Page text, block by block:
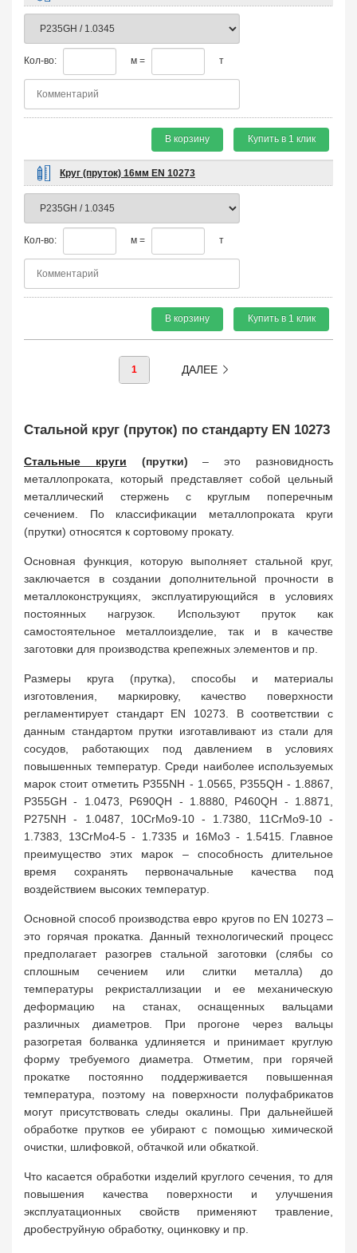
Кол-во: м = т
В корзину Купить в 1 клик
Круг (пруток) 16мм EN 10273
Кол-во: м = т
В корзину Купить в 1 клик
1 ДАЛЕЕ
Стальной круг (пруток) по стандарту EN 10273
Стальные круги (прутки) – это разновидность
металлопроката, который представляет собой цельный
металлический стержень с круглым поперечным
сечением. По классификации металлопроката круги
(прутки) относятся к сортовому прокату.
Основная функция, которую выполняет стальной круг,
заключается в создании дополнительной прочности в
металлоконструкциях, эксплуатирующийся в условиях
постоянных нагрузок. Используют пруток как
самостоятельное металлоизделие, так и в качестве
заготовки для производства крепежных элементов и пр.
Размеры круга (прутка), способы и материалы
изготовления, маркировку, качество поверхности
регламентирует стандарт EN 10273. В соответствии с
данным стандартом прутки изготавливают из стали для
сосудов, работающих под давлением в условиях
повышенных температур. Среди наиболее используемых
марок стоит отметить P355NH - 1.0565, P355QH - 1.8867,
P355GH - 1.0473, P690QH - 1.8880, P460QH - 1.8871,
P275NH - 1.0487, 10CrMo9-10 - 1.7380, 11CrMo9-10 -
1.7383, 13CrMo4-5 - 1.7335 и 16Mo3 - 1.5415. Главное
преимущество этих марок – способность длительное
время сохранять первоначальные качества под
воздействием высоких температур.
Основной способ производства евро кругов по EN 10273 –
это горячая прокатка. Данный технологический процесс
предполагает разогрев стальной заготовки (слябы со
сплошным сечением или слитки металла) до
температуры рекристаллизации и ее механическую
деформацию на станах, оснащенных вальцами
различных диаметров. При прогоне через вальцы
разогретая болванка удлиняется и принимает круглую
форму требуемого диаметра. Отметим, при горячей
прокатке постоянно поддерживается повышенная
температура, поэтому на поверхности полуфабрикатов
могут присутствовать следы окалины. При дальнейшей
обработке прутков ее убирают с помощью химической
очистки, шлифовкой, обтачкой или обкаткой.
Что касается обработки изделий круглого сечения, то для
повышения качества поверхности и улучшения
эксплуатационных свойств применяют травление,
дробеструйную обработку, оцинковку и пр.